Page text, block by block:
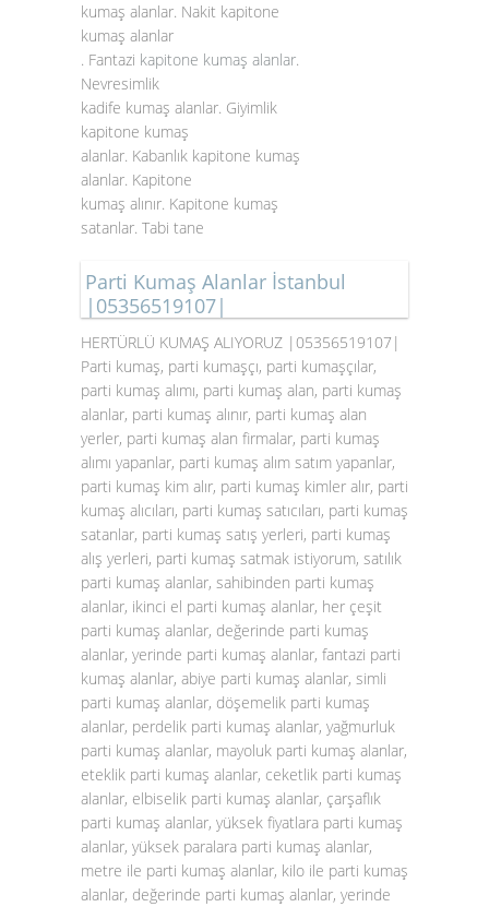
kumaş alanlar. Nakit kapitone
kumaş alanlar
. Fantazi kapitone kumaş alanlar.
Nevresimlik
kadife kumaş alanlar. Giyimlik
kapitone kumaş
alanlar. Kabanlık kapitone kumaş
alanlar. Kapitone
kumaş alınır. Kapitone kumaş
satanlar. Tabi tane
Parti Kumaş Alanlar İstanbul
|05356519107|
HERTÜRLÜ KUMAŞ ALIYORUZ |05356519107|
Parti kumaş, parti kumaşçı, parti kumaşçılar,
parti kumaş alımı, parti kumaş alan, parti kumaş
alanlar, parti kumaş alınır, parti kumaş alan
yerler, parti kumaş alan firmalar, parti kumaş
alımı yapanlar, parti kumaş alım satım yapanlar,
parti kumaş kim alır, parti kumaş kimler alır, parti
kumaş alıcıları, parti kumaş satıcıları, parti kumaş
satanlar, parti kumaş satış yerleri, parti kumaş
alış yerleri, parti kumaş satmak istiyorum, satılık
parti kumaş alanlar, sahibinden parti kumaş
alanlar, ikinci el parti kumaş alanlar, her çeşit
parti kumaş alanlar, değerinde parti kumaş
alanlar, yerinde parti kumaş alanlar, fantazi parti
kumaş alanlar, abiye parti kumaş alanlar, simli
parti kumaş alanlar, döşemelik parti kumaş
alanlar, perdelik parti kumaş alanlar, yağmurluk
parti kumaş alanlar, mayoluk parti kumaş alanlar,
eteklik parti kumaş alanlar, ceketlik parti kumaş
alanlar, elbiselik parti kumaş alanlar, çarşaflık
parti kumaş alanlar, yüksek fiyatlara parti kumaş
alanlar, yüksek paralara parti kumaş alanlar,
metre ile parti kumaş alanlar, kilo ile parti kumaş
alanlar, değerinde parti kumaş alanlar, yerinde